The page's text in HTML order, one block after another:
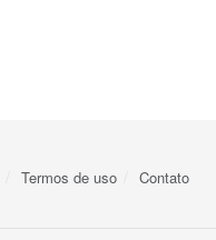
Termos de uso Contato